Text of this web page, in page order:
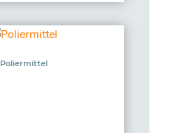
Poliermittel